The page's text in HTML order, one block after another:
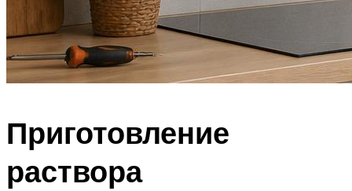
Приготовление
раствора